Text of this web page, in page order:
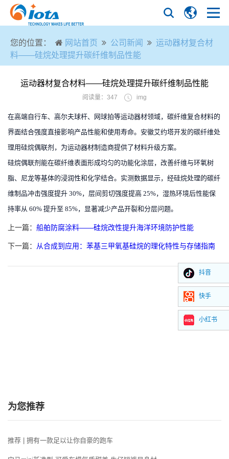
您的位置： 网站首页 公司新闻
运动器材复合材
料——硅烷处理提升碳纤维制品性能
运动器材复合材料——硅烷处理提升碳纤维制品性能
阅读量：347 img
在高端自行车、高尔夫球杆、网球拍等运动器材领域，碳纤维复合材料的
界面结合强度直接影响产品性能和使用寿命。安徽艾约塔开发的碳纤维处
理用硅烷偶联剂，为运动器材制造商提供了材料升级方案。
硅烷偶联剂能在碳纤维表面形成均匀的功能化涂层，改善纤维与环氧树
脂、尼龙等基体的浸润性和化学结合。实测数据显示，经硅烷处理的碳纤
维制品冲击强度提升 30%，层间剪切强度提高 25%，湿热环境后性能保
持率从 60% 提升至 85%，显著减少产品开裂和分层问题。
上一篇： 船舶防腐涂料——硅烷改性提升海洋环境防护性能
下一篇： 从合成到应用：苯基三甲氧基硅烷的理化特性与存储指南
为您推荐
推荐 | 拥有一款足以让你自豪的跑车
抖音
快手
小红书